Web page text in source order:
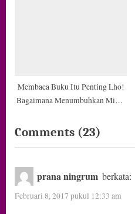
Membaca Buku Itu Penting Lho!
Bagaimana Menumbuhkan Minat
Comments (23)
“Kok
prana ningrum berkata:
Februari 8, 2017 pukul 12:33 am